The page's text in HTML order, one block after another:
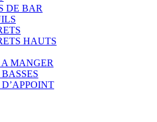
DE BAR
HAUTS
MANGER